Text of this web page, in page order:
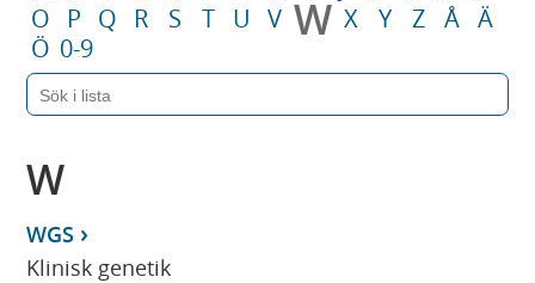
O
P Q R S T U V W X Y Z Å Ä
Ö 0-9
W
WGS
Klinisk genetik